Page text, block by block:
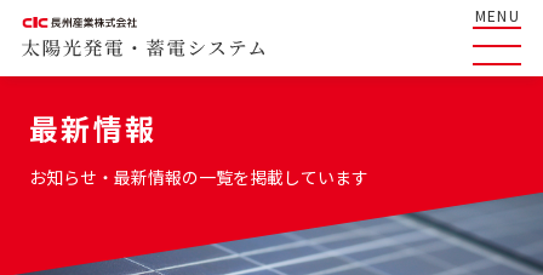
MENU
最新情報
お知らせ・最新情報の一覧を掲載しています